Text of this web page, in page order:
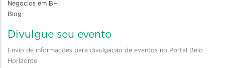
Negócios em BH
Blog
Divulgue seu evento
Envio de informações para divulgação de eventos no Portal Belo
Horizonte